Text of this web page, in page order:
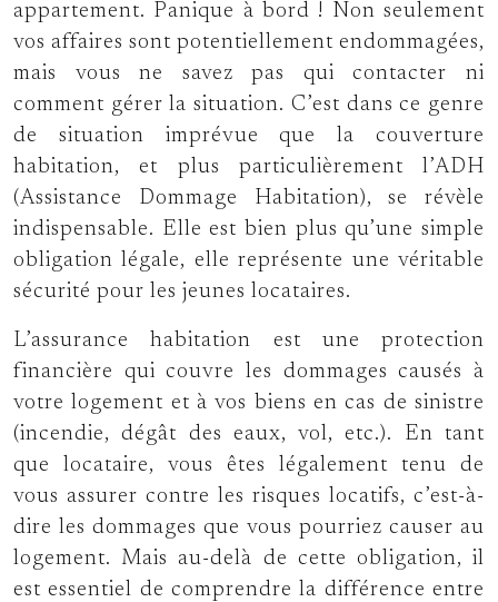
appartement. Panique à bord ! Non seulement
vos affaires sont potentiellement endommagées,
mais vous ne savez pas qui contacter ni
comment gérer la situation. C’est dans ce genre
de situation imprévue que la couverture
habitation, et plus particulièrement l’ADH
(Assistance Dommage Habitation), se révèle
indispensable. Elle est bien plus qu’une simple
obligation légale, elle représente une véritable
sécurité pour les jeunes locataires.
L’assurance habitation est une protection
financière qui couvre les dommages causés à
votre logement et à vos biens en cas de sinistre
(incendie, dégât des eaux, vol, etc.). En tant
que locataire, vous êtes légalement tenu de
vous assurer contre les risques locatifs, c’est-à-
dire les dommages que vous pourriez causer au
logement. Mais au-delà de cette obligation, il
est essentiel de comprendre la différence entre